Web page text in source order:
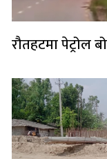
रौतहटमा पेट्रोल